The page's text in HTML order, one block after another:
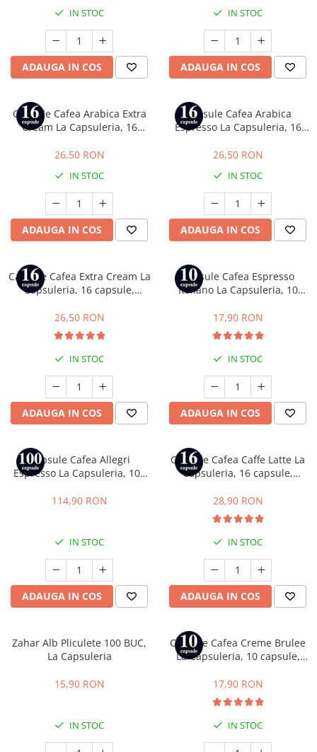
IN STOC
ADAUGA IN COS
IN STOC
ADAUGA IN COS
Capsule Cafea Arabica Extra
Cream La Capsuleria, 16
Lavazza a Modo Mio
26,50 RON
IN STOC
ADAUGA IN COS
Capsule Cafea Arabica
Espresso La Capsuleria, 16
Gusto
26,50 RON
IN STOC
ADAUGA IN COS
Capsule Cafea Extra Cream La
Capsuleria, 16 capsule,
26,50 RON
IN STOC
ADAUGA IN COS
Capsule Cafea Espresso
Italiano La Capsuleria, 10
Nespresso
17,90 RON
IN STOC
ADAUGA IN COS
Capsule Cafea Allegri
Espresso La Capsuleria, 100
Nespresso
114,90 RON
IN STOC
ADAUGA IN COS
Capsule Cafea Caffe Latte La
Capsuleria, 16 capsule,
28,90 RON
IN STOC
ADAUGA IN COS
Zahar Alb Pliculete 100 BUC,
La Capsuleria
15,90 RON
IN STOC
Capsule Cafea Creme Brulee
La Capsuleria, 10 capsule,
17,90 RON
IN STOC